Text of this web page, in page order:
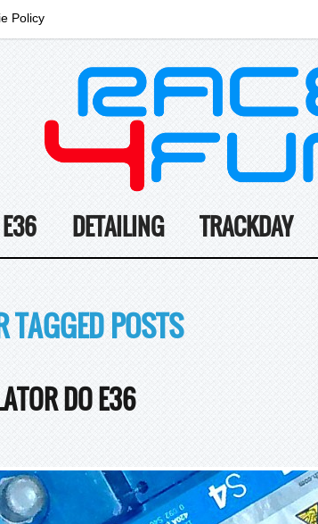
Policy
DETAILING TRACKDAY
POSTS
DO E36